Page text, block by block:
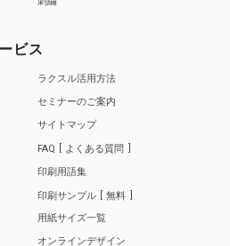
ビス
ラクスル活用方法
セミナーのご案内
サイトマップ
FAQ
よくある質問
印刷用語集
印刷サンプル
無料
用紙サイズ一覧
オンラインデザイン